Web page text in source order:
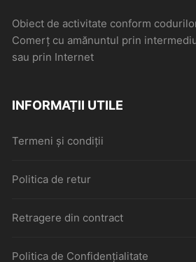
Obiect de activitate conform
Comerţ cu amănuntul prin
sau prin Internet
INFORMAȚII UTILE
Termeni și condiții
Politica de retur
Retragere din contract
Politica de Confidențialitate